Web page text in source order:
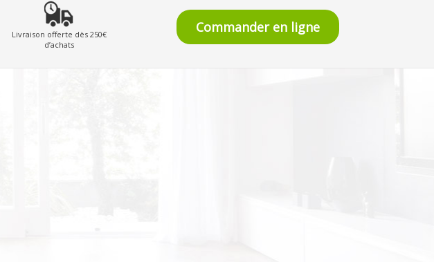
Livraison offerte dès 250€
d’achats
Commander en ligne